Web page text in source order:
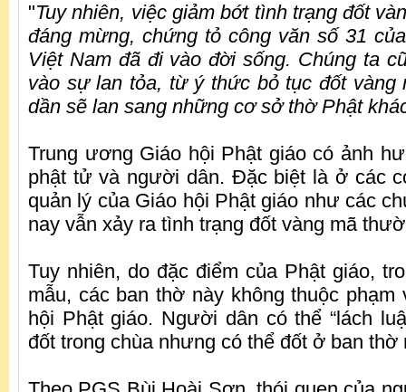
"Tuy nhiên, việc giảm bớt tình trạng đốt
đáng mừng, chứng tỏ công văn số 31
Việt Nam đã đi vào đời sống. Chúng ta
vào sự lan tỏa, từ ý thức bỏ tục đốt vàng
dần sẽ lan sang những cơ sở thờ Phật
Trung ương Giáo hội Phật giáo có ảnh
phật tử và người dân. Đặc biệt là ở các
quản lý của Giáo hội Phật giáo như các
nay vẫn xảy ra tình trạng đốt vàng mã
Tuy nhiên, do đặc điểm của Phật giáo,
mẫu, các ban thờ này không thuộc phạm
hội Phật giáo. Người dân có thể “lách
đốt trong chùa nhưng có thể đốt ở ban thờ